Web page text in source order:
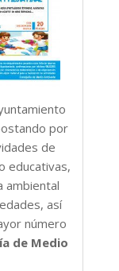
por
de
educativas,
ambiental
así
número
de Medio